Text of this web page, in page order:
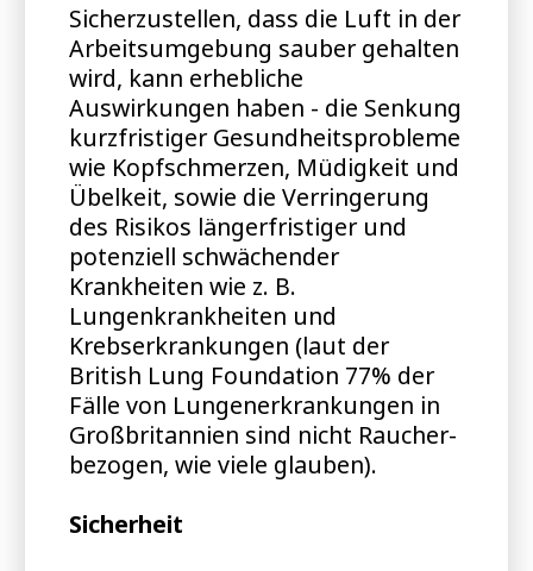
Sicherzustellen, dass die Luft in der
Arbeitsumgebung sauber gehalten
wird, kann erhebliche
Auswirkungen haben - die Senkung
kurzfristiger Gesundheitsprobleme
wie Kopfschmerzen, Müdigkeit und
Übelkeit, sowie die Verringerung
des Risikos längerfristiger und
potenziell schwächender
Krankheiten wie z. B.
Lungenkrankheiten und
Krebserkrankungen (laut der
British Lung Foundation 77% der
Fälle von Lungenerkrankungen in
Großbritannien sind nicht Raucher-
bezogen, wie viele glauben).
Sicherheit